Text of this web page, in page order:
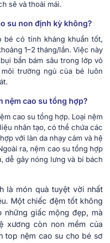
sẽ và thoải mái.
su non định kỳ không?
bé có tính kháng khuẩn tốt,
1–2 tháng/lần. Việc này
bẩn bám sâu trong lớp vỏ
trường ngủ của bé luôn
nệm cao su tổng hợp?
cao su tổng hợp. Loại nệm
nhân tạo, có thể chứa các
với làn da nhạy cảm và hệ
ra, nệm cao su tổng hợp
dễ gây nóng lưng và bí bách
là món quà tuyệt vời nhất
Một chiếc đệm tốt không
những giấc mộng đẹp, mà
xương còn non mềm của
top nệm cao su cho bé sơ